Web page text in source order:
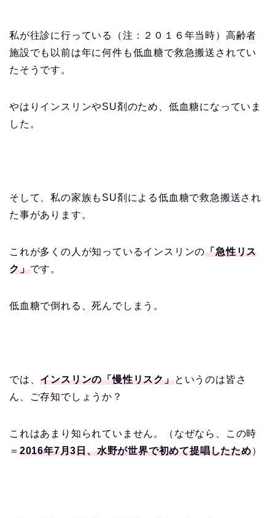
私が往診に行っている（注：２０１６年当時）高齢者
施設でも以前は年に何件も低血糖で救急搬送されてい
たそうです。
やはりインスリンやSU剤のため、低血糖になっていま
した。
そして、私の家族もSU剤による低血糖で救急搬送され
た事があります。
これが多くの人が知っているインスリンの「急性リス
ク」です。
低血糖で倒れる、死んでしまう。
では、インスリンの「慢性リスク」というのは皆さ
ん、ご存知でしょうか？
これはあまり知られていません。（なぜなら、この時
＝ 2016年7月3日、水野が世界で初めて提唱したため）